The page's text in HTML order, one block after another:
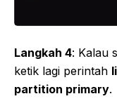
Langkah 4: Kalau
ketik lagi perintah
partition primary.